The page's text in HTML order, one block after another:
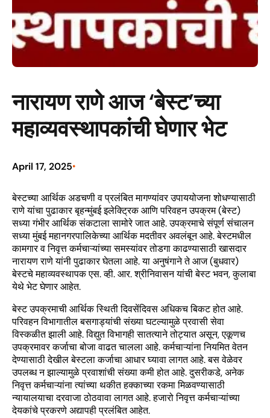
नारायण राणे आज ‘बेस्ट’च्या
महाव्यवस्थापकांची घेणार भेट
April 17, 2025•
बेस्टच्या आर्थिक अडचणी व प्रलंबित मागण्यांवर उपाययोजना शोधण्यासाठी
राणे यांचा पुढाकार बृहन्मुंबई इलेक्ट्रिक आणि परिवहन उपक्रम (बेस्ट)
सध्या गंभीर आर्थिक संकटाला सामोरे जात आहे. उपक्रमाचे संपूर्ण संचालन
सध्या मुंबई महानगरपालिकेच्या आर्थिक मदतीवर अवलंबून आहे. बेस्टमधील
कामगार व निवृत्त कर्मचाऱ्यांच्या समस्यांवर तोडगा काढण्यासाठी खासदार
नारायण राणे यांनी पुढाकार घेतला आहे. या अनुषंगाने ते आज (बुधवार)
बेस्टचे महाव्यवस्थापक एस. व्ही. आर. श्रीनिवासन यांची बेस्ट भवन, कुलाबा
येथे भेट घेणार आहेत.
बेस्ट उपक्रमाची आर्थिक स्थिती दिवसेंदिवस अधिकच बिकट होत आहे.
परिवहन विभागातील बसगाड्यांची संख्या घटल्यामुळे प्रवासी सेवा
विस्कळीत झाली आहे. विद्युत विभागही सातत्याने तोट्यात असून, एकूणच
उपक्रमावर कर्जाचा बोजा वाढत चालला आहे. कर्मचाऱ्यांना नियमित वेतन
देण्यासाठी देखील बेस्टला कर्जाचा आधार घ्यावा लागत आहे. बस वेळेवर
उपलब्ध न झाल्यामुळे प्रवाशांची संख्या कमी होत आहे. दुसरीकडे, अनेक
निवृत्त कर्मचाऱ्यांना त्यांच्या थकीत हक्काच्या रकमा मिळवण्यासाठी
न्यायालयाचा दरवाजा ठोठवावा लागत आहे. हजारो निवृत्त कर्मचाऱ्यांच्या
देयकांचे प्रकरणे अद्यापही प्रलंबित आहेत.